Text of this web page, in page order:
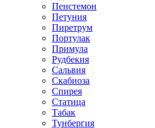
Пенстемон
Петуния
Пиретрум
Портулак
Примула
Рудбекия
Сальвия
Скабиоза
Спирея
Статица
Табак
Тунбергия